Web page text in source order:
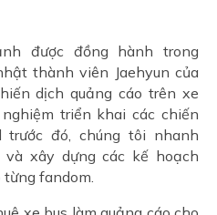
được đồng hành trong
thành viên Jaehyun của
dịch quảng cáo trên xe
triển khai các chiến
trước đó, chúng tôi nhanh
xây dựng các kế hoạch
fandom.